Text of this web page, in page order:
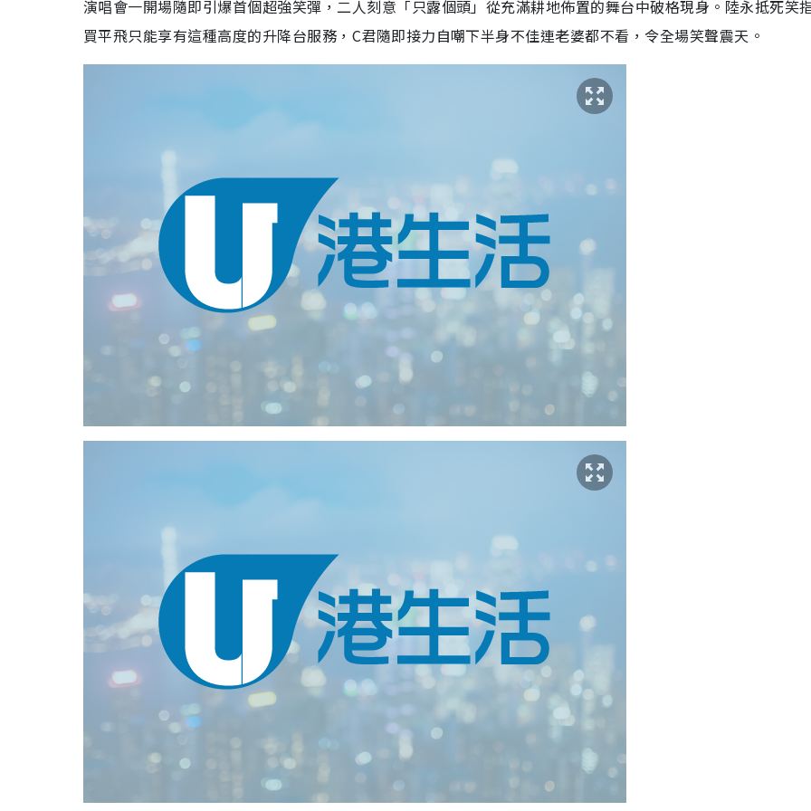
演唱會一開場隨即引爆首個超強笑彈，二人刻意「只露個頭」從充滿耕地佈置的舞台中破格現身。陸永抵死笑
買平飛只能享有這種高度的升降台服務，C君隨即接力自嘲下半身不佳連老婆都不看，令全場笑聲震天。